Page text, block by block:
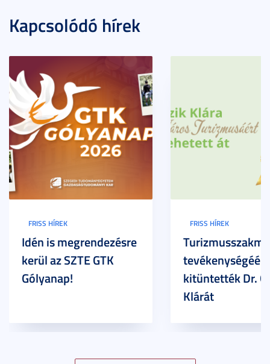
Kapcsolódó hírek
FRISS HÍREK
Idén is megrendezésre
kerül az SZTE GTK
Gólyanap!
FRISS HÍREK
tevékenységéért
kitüntették Dr.
Klárát